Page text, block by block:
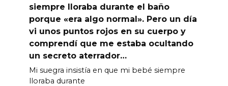
siempre lloraba durante el baño
porque «era algo normal». Pero un día
vi unos puntos rojos en su cuerpo y
comprendí que me estaba ocultando
un secreto aterrador…
Mi suegra insistía en que mi bebé siempre
lloraba durante